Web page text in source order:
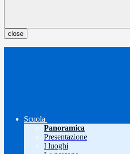
close
Scuola
Panoramica
Presentazione
I luoghi